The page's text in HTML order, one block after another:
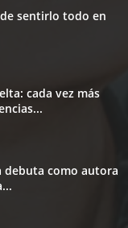
sentirlo todo en
cada vez más
debuta como autora